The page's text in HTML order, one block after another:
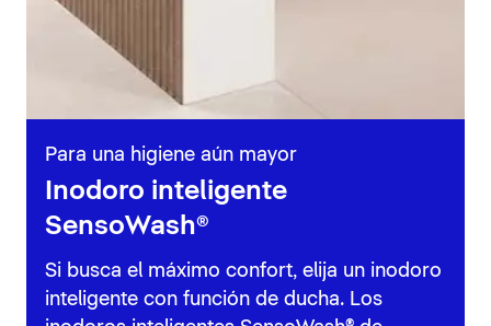
Para una higiene aún mayor
Inodoro inteligente
SensoWash®
Si busca el máximo confort, elija un inodoro
inteligente con función de ducha. Los